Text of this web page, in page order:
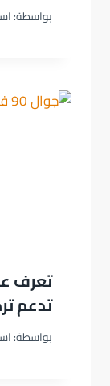
بواسطة:
تدعم تردد
بواسطة: